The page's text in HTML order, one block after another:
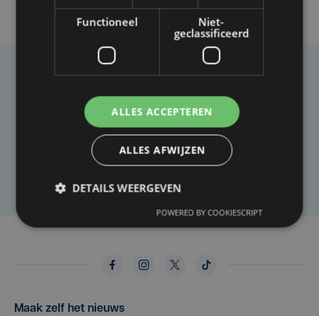
Taalfout opgemerkt?
Heb je een taal- of schrijffout opgemerkt in dit
artikel?
Laat het ons weten
Maak zelf het nieuws
Functioneel
Niet-
geclassificeerd
ALLES ACCEPTEREN
ALLES AFWIJZEN
DETAILS WEERGEVEN
POWERED BY COOKIESCRIPT